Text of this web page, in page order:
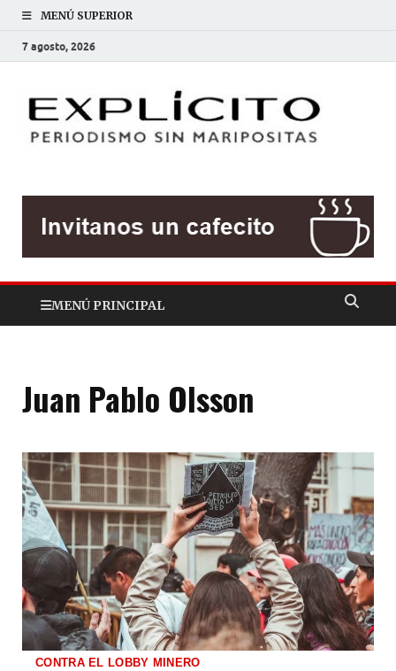
MENÚ SUPERIOR
7 agosto, 2026
MENÚ PRINCIPAL
Juan Pablo Olsson
CONTRA EL LOBBY MINERO